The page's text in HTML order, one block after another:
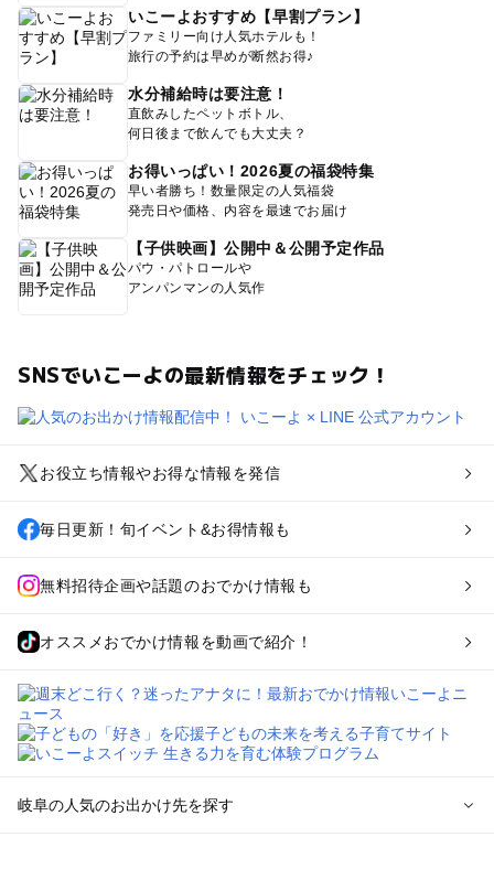
いこーよおすすめ【早割プラン】
ファミリー向け人気ホテルも！
旅行の予約は早めが断然お得♪
水分補給時は要注意！
直飲みしたペットボトル、
何日後まで飲んでも大丈夫？
お得いっぱい！2026夏の福袋特集
早い者勝ち！数量限定の人気福袋
発売日や価格、内容を最速でお届け
【子供映画】公開中＆公開予定作品
パウ・パトロールや
アンパンマンの人気作
SNSでいこーよの最新情報をチェック！
お役立ち情報やお得な情報を発信
毎日更新！旬イベント&お得情報も
無料招待企画や話題のおでかけ情報も
オススメおでかけ情報を動画で紹介！
岐阜の人気のお出かけ先を探す